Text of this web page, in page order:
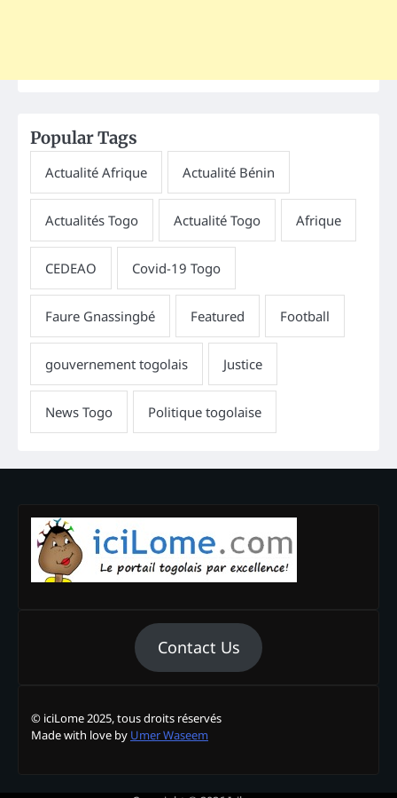
Popular Tags
Contact Us
© iciLome 2025, tous droits réservés
Made with love by Umer Waseem